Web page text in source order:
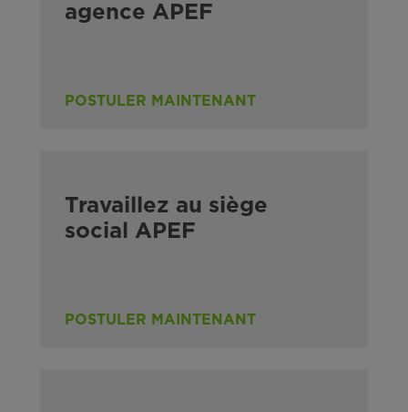
agence APEF
POSTULER MAINTENANT
Travaillez au siège
social APEF
POSTULER MAINTENANT